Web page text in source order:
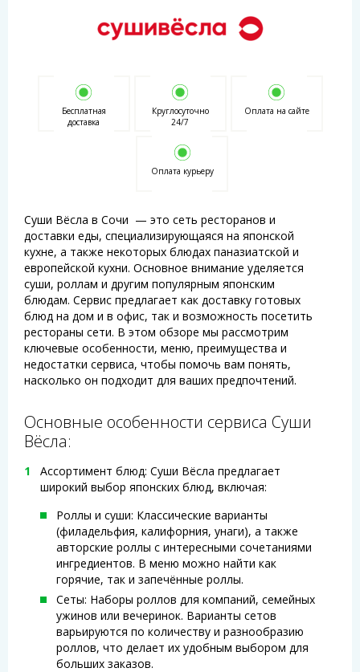
Бесплатная
доставка
Круглосуточно
24/7
Оплата на сайте
Оплата курьеру
Суши Вёсла в Сочи — это сеть ресторанов и
доставки еды, специализирующаяся на японской
кухне, а также некоторых блюдах паназиатской и
европейской кухни. Основное внимание уделяется
суши, роллам и другим популярным японским
блюдам. Сервис предлагает как доставку готовых
блюд на дом и в офис, так и возможность посетить
рестораны сети. В этом обзоре мы рассмотрим
ключевые особенности, меню, преимущества и
недостатки сервиса, чтобы помочь вам понять,
насколько он подходит для ваших предпочтений.
Основные особенности сервиса Суши
Вёсла:
Ассортимент блюд: Суши Вёсла предлагает
широкий выбор японских блюд, включая:
Роллы и суши: Классические варианты
(филадельфия, калифорния, унаги), а также
авторские роллы с интересными сочетаниями
ингредиентов. В меню можно найти как
горячие, так и запечённые роллы.
Сеты: Наборы роллов для компаний, семейных
ужинов или вечеринок. Варианты сетов
варьируются по количеству и разнообразию
роллов, что делает их удобным выбором для
больших заказов.